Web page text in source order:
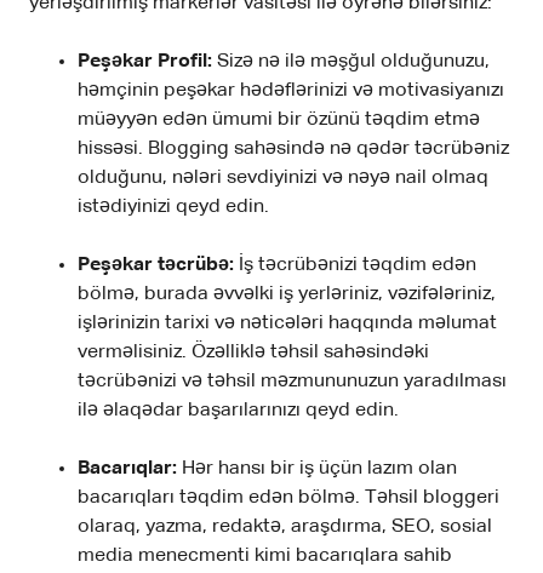
Peşəkar Profil: Sizə nə ilə məşğul olduğunuzu,
həmçinin peşəkar hədəflərinizi və motivasiyanızı
müəyyən edən ümumi bir özünü təqdim etmə
hissəsi. Blogging sahəsində nə qədər təcrübəniz
olduğunu, nələri sevdiyinizi və nəyə nail olmaq
istədiyinizi qeyd edin.
Peşəkar təcrübə: İş təcrübənizi təqdim edən
bölmə, burada əvvəlki iş yerləriniz, vəzifələriniz,
işlərinizin tarixi və nəticələri haqqında məlumat
verməlisiniz. Özəlliklə təhsil sahəsindəki
təcrübənizi və təhsil məzmununuzun yaradılması
ilə əlaqədar başarılarınızı qeyd edin.
Bacarıqlar: Hər hansı bir iş üçün lazım olan
bacarıqları təqdim edən bölmə. Təhsil bloggeri
olaraq, yazma, redaktə, araşdırma, SEO, sosial
media menecmenti kimi bacarıqlara sahib